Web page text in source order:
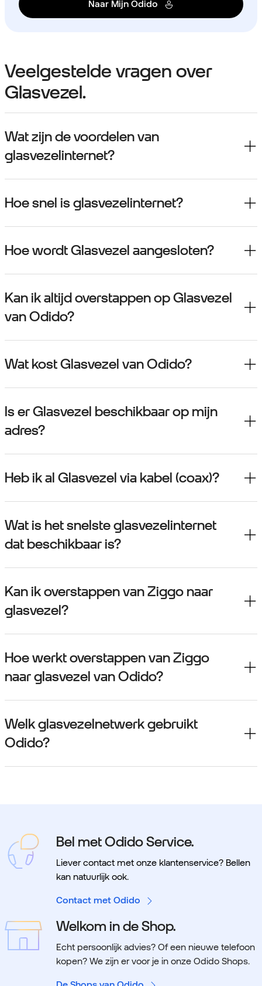
Naar Mijn Odido
Veelgestelde vragen over
Glasvezel.
Wat zijn de voordelen van
glasvezelinternet?
Hoe snel is glasvezelinternet?
Hoe wordt Glasvezel aangesloten?
Kan ik altijd overstappen op Glasvezel
van Odido?
Wat kost Glasvezel van Odido?
Is er Glasvezel beschikbaar op mijn
adres?
Heb ik al Glasvezel via kabel (coax)?
Wat is het snelste glasvezelinternet
dat beschikbaar is?
Kan ik overstappen van Ziggo naar
glasvezel?
Hoe werkt overstappen van Ziggo
naar glasvezel van Odido?
Welk glasvezelnetwerk gebruikt
Odido?
Bel met Odido Service.
Liever contact met onze klantenservice? Bellen
kan natuurlijk ook.
Contact met Odido
Welkom in de Shop.
Echt persoonlijk advies? Of een nieuwe telefoon
kopen? We zijn er voor je in onze Odido Shops.